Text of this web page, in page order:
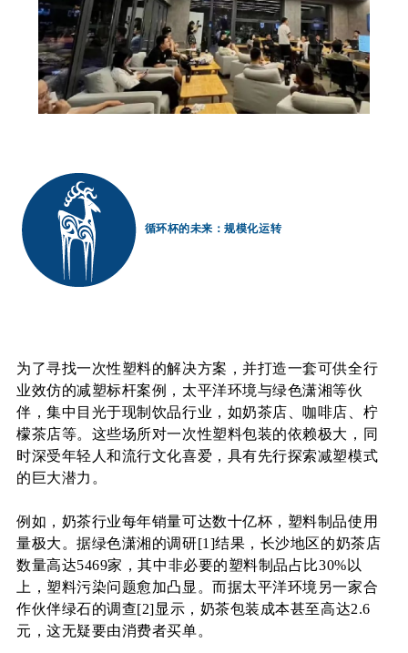
循环杯的未来：规模化运转
为了寻找一次性塑料的解决方案，并打造一套可供全行
业效仿的减塑标杆案例，太平洋环境与绿色潇湘等伙
伴，集中目光于现制饮品行业，如奶茶店、咖啡店、柠
檬茶店等。 这些场所对一次性塑料包装的依赖极大，同
时深受年轻人和流行文化喜爱，具有先行探索减塑模式
的巨大潜力。
例如，奶茶行业每年销量可达数十亿杯，塑料制品使用
量极大。据绿色潇湘的调研[1 ]结果 ，长沙地区的奶茶店
数量高达5469家，其中非必要的塑料制品占比30%以
上，塑料污染问题愈加凸显。而据太平洋环境另一家合
作伙伴绿石的调查[2]显示，奶茶包装成本甚至高达2.6
元，这无疑要由消费者买单。